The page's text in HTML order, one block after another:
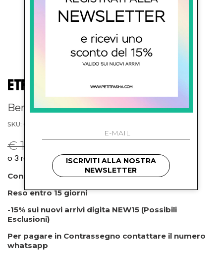
ETRO KIDS
Bermuda con stampa
SKU: GY6Q89 P0601106MC
€ 189.00
Consegna prevista entro 72 ore
Reso entro 15 giorni
-15% sui nuovi arrivi digita NEW15 (Possibili
Esclusioni)
Per pagare in Contrassegno contattare il numero
whatsapp
ISCRIVITI ALLA NOSTRA
NEWSLETTER